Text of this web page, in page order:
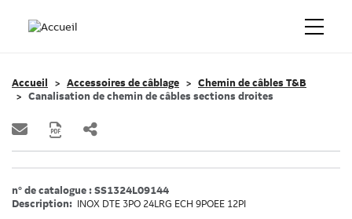
Accueil Accessoires de câblage
Chemin de câbles T&B
Canalisation de chemin de câbles sections droites
n° de catalogue : SS1324L09144
Description:
INOX DTE 3PO 24LRG ECH 9POEE 12PI